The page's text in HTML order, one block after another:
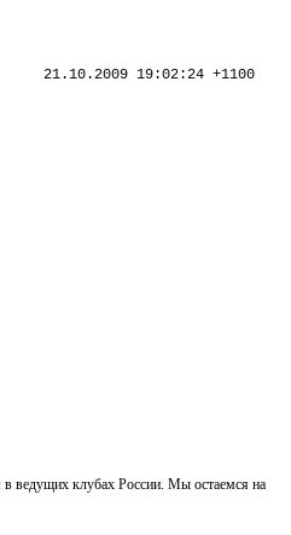
21.10.2009 19:02:24 +1100
в ведущих клубах России. Мы остаемся на